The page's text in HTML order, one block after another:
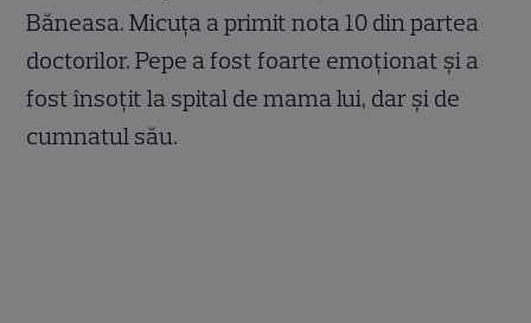
Băneasa. Micuţa a primit nota 10 din partea
doctorilor. Pepe a fost foarte emoţionat şi a
fost însoţit la spital de mama lui, dar şi de
cumnatul său.